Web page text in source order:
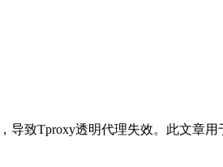
，导致Tproxy透明代理失效。此文章用